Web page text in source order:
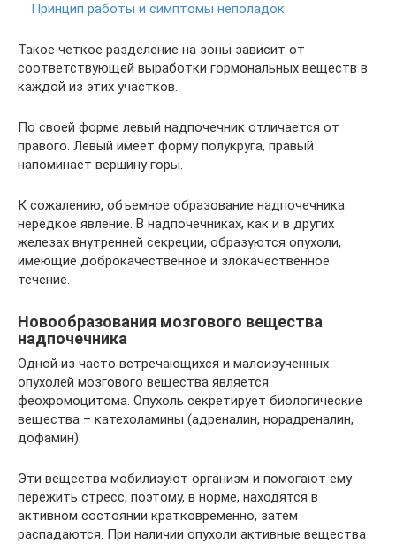
Принцип работы и симптомы неполадок
Такое четкое разделение на зоны зависит от
соответствующей выработки гормональных веществ в
каждой из этих участков.
По своей форме левый надпочечник отличается от
правого. Левый имеет форму полукруга, правый
напоминает вершину горы.
К сожалению, объемное образование надпочечника
нередкое явление. В надпочечниках, как и в других
железах внутренней секреции, образуются опухоли,
имеющие доброкачественное и злокачественное
течение.
Новообразования мозгового вещества
надпочечника
Одной из часто встречающихся и малоизученных
опухолей мозгового вещества является
феохромоцитома. Опухоль секретирует биологические
вещества – катехоламины (адреналин, норадреналин,
дофамин).
Эти вещества мобилизуют организм и помогают ему
пережить стресс, поэтому, в норме, находятся в
активном состоянии кратковременно, затем
распадаются. При наличии опухоли активные вещества